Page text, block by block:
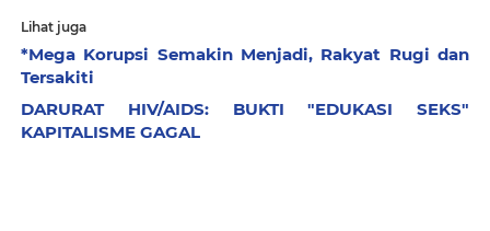
Lihat juga
*Mega Korupsi Semakin Menjadi, Rakyat Rugi dan
Tersakiti
DARURAT HIV/AIDS: BUKTI "EDUKASI SEKS"
KAPITALISME GAGAL